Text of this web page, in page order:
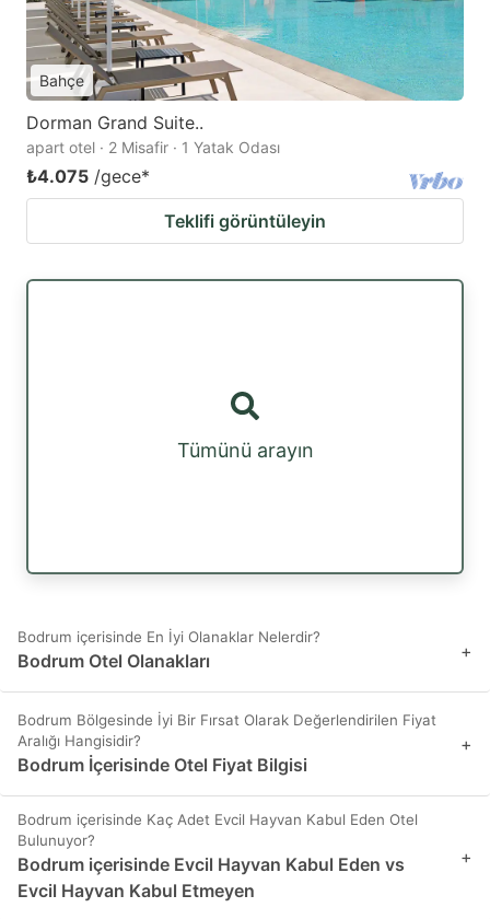
Bahçe
Dorman Grand Suite..
apart otel · 2 Misafir · 1 Yatak Odası
₺4.075 /gece*
Teklifi görüntüleyin
Tümünü arayın
Bodrum içerisinde En İyi Olanaklar Nelerdir?
Bodrum Otel Olanakları +
Bodrum Bölgesinde İyi Bir Fırsat Olarak Değerlendirilen Fiyat
Aralığı Hangisidir?
Bodrum İçerisinde Otel Fiyat Bilgisi
+
Bodrum içerisinde Kaç Adet Evcil Hayvan Kabul Eden Otel
Bulunuyor?
Bodrum içerisinde Evcil Hayvan Kabul Eden vs
Evcil Hayvan Kabul Etmeyen
+